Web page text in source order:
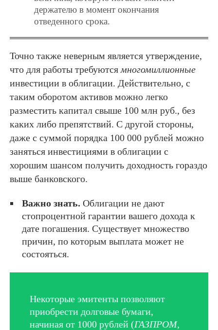
держателю в момент окончания
отведенного срока.
Точно также неверным является утверждение,
что для работы требуютсямногомиллионные
инвестиции в облигации. Действительно, с
таким оборотом активов можно легко
разместить капитал свыше 100 млн руб., без
каких либо препятствий. С другой стороны,
даже с суммой порядка 100 000 рублей можно
заняться инвестициями в облигации с
хорошим шансом получить доходность гораздо
выше банковского.
Важно знать. Облигации не дают
стопроцентной гарантии вашего дохода к
дате погашения. Существует множество
причин, по которым выплата может не
состояться.
Некоторые эмитенты позволяют
приобрести долговые бумаги,
начиная от 1000 рублей (ГАЗПРОМ,